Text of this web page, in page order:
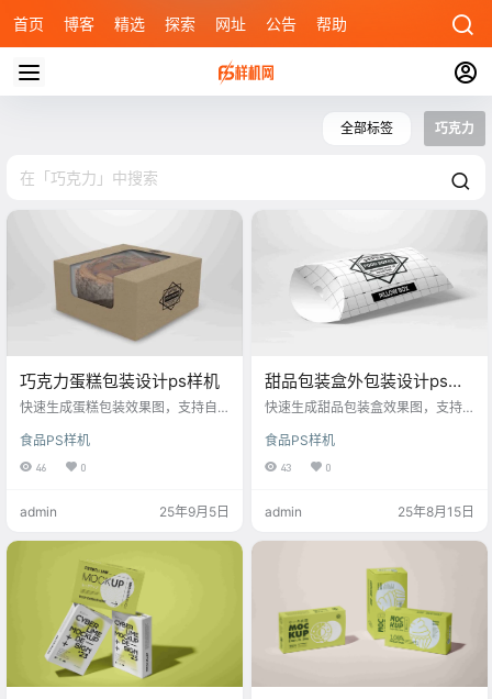
首页 博客 精选 探索 网址 公告 帮助
全部标签 巧克力
巧克力蛋糕包装设计ps样机
快速生成蛋糕包装效果图，支持自
品等设计。
食品PS样机
46 0
admin 25年9月5日
甜品包装盒外包装设计ps样
机
快速生成甜品包装盒效果图，支持
巧克力等设计。
食品PS样机
43 0
admin 25年8月15日